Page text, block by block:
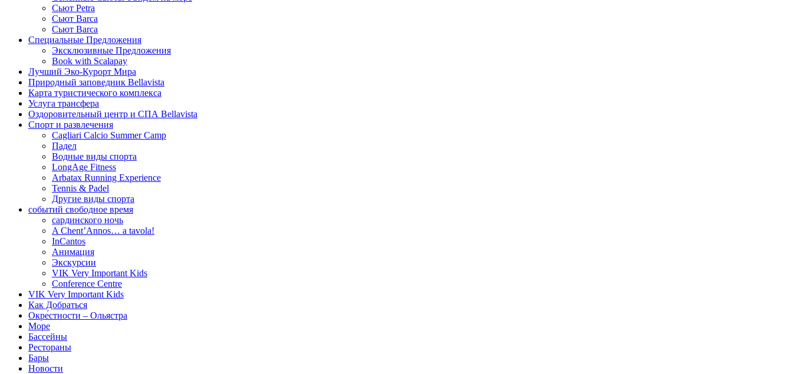
Сьют Petra
Сьют Barca
Сьют Barca
Специальные Предложения
Эксклюзивные Предложения
Book with Scalapay
Лучший Эко-Курорт Мира
Природный заповедник Bellavista
Карта туристического комплекса
Услуга трансфера
Оздоровительный центр и СПА Bellavista
Спорт и развлечения
Cagliari Calcio Summer Camp
Падел
Водные виды спорта
LongAge Fitness
Arbatax Running Experience
Tennis & Padel
Другие виды спорта
событий свободное время
сардинского ночь
A Chent’Annos… a tavola!
InCantos
Анимация
Экскурсии
VIK Very Important Kids
Conference Centre
VIK Very Important Kids
Как Добраться
Oкре́стности – Ольястра
Море
Бассейны
Рестораны
Бары
Новости